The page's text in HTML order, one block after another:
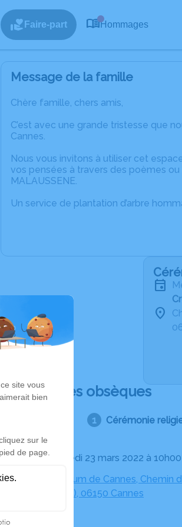
Faire-part Hommages
Message de la famille
Chère famille, chers amis,
C’est avec une grande tristesse que
Cannes.
Nous vous invitons à utiliser cet
vos pensées à travers des poèmes
MALAUSSENE.
Un service de plantation d’arbre
Déroulé des obsèques
Cérémonie
Le mercredi 23 mars 2022 à 10h00
Crématorium de Cannes, Chemin
(La Bocca), 06150 Cannes